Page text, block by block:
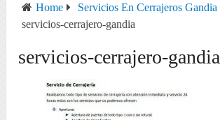
Home
Servicios En Cerrajeros Gandia
servicios-cerrajero-gandia
servicios-cerrajero-gandia